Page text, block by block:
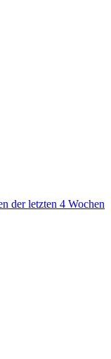
der letzten 4 Wochen